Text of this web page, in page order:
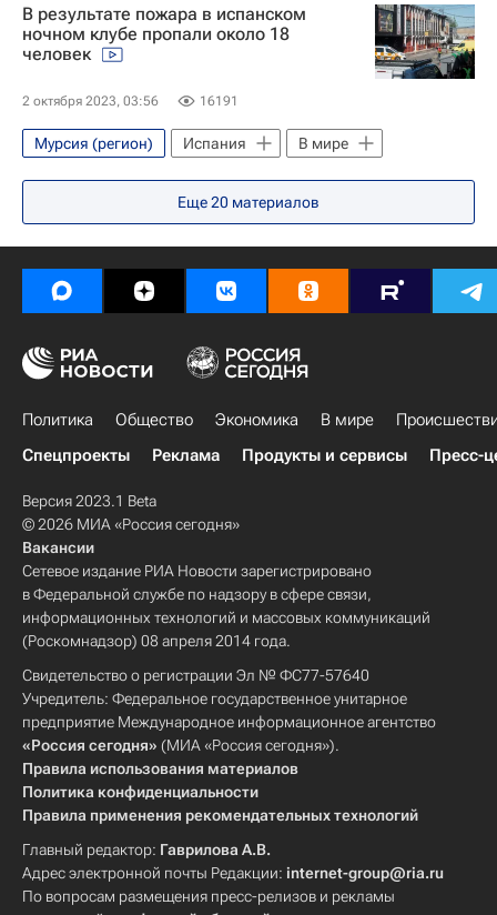
В результате пожара в испанском
ночном клубе пропали около 18
человек
2 октября 2023, 03:56 16191
Мурсия (регион) Испания В мире
Еще20 материалов
Политика Общество Экономика В мире
Спецпроекты
Реклама Продукты и сервисы Пресс-
Версия 2023.1 Beta
© 2026 МИА «Россия сегодня»
Вакансии
Сетевое издание РИА Новости зарегистрировано
в Федеральной службе по надзору в сфере связи,
информационных технологий и массовых коммуникаций
(Роскомнадзор) 08 апреля 2014 года.
Свидетельство о регистрации Эл № ФС77-57640
Учредитель: Федеральное государственное унитарное
предприятие Международное информационное агентство
«Россия сегодня» (МИА «Россия сегодня»).
Правила использования материалов
Политика конфиденциальности
Правила применения рекомендательных технологий
Главный редактор: Гаврилова А.В.
Адрес электронной почты Редакции: internet-group@ria.ru
По вопросам размещения пресс-релизов и рекламы